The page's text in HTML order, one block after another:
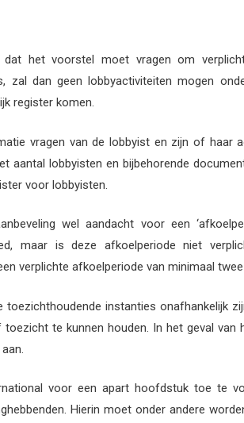
dat het voorstel moet vragen om
zal dan geen lobbyactiviteiten mogen
register komen.
vragen van de lobbyist en zijn of haar
aantal lobbyisten en bijbehorende
voor lobbyisten.
wel aandacht voor een
maar is deze afkoelperiode niet
verplichte afkoelperiode van minimaal twee
instanties onafhankelijk
te kunnen houden. In het geval van
voor een apart hoofdstuk toe te
Hierin moet onder andere